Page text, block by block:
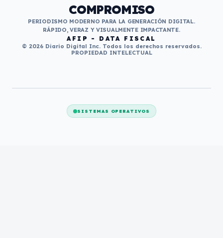
COMPROMISO
PERIODISMO MODERNO PARA LA GENERACIÓN DIGITAL.
RÁPIDO, VERAZ Y VISUALMENTE IMPACTANTE.
AFIP - DATA FISCAL
© 2026 Diario Digital Inc. Todos los derechos reservados.
PROPIEDAD INTELECTUAL
SISTEMAS OPERATIVOS